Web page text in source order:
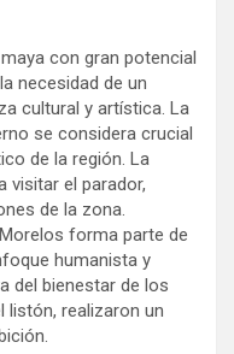
con gran potencial
necesidad de un
cultural y artística. La
se considera crucial
de la región. La
visitar el parador,
de la zona.
forma parte de
humanista y
del bienestar de los
listón, realizaron un